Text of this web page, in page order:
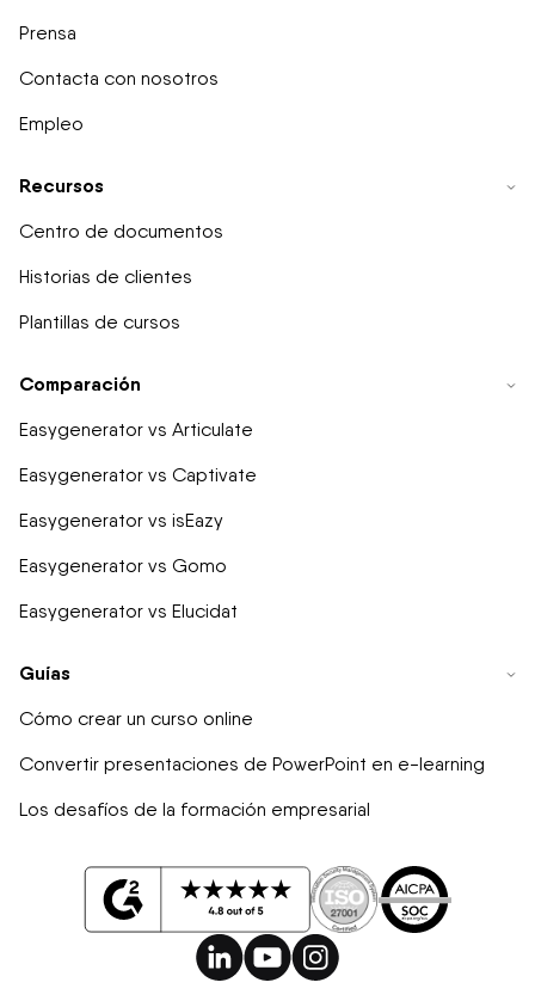
Prensa
Contacta con nosotros
Empleo
Recursos
Centro de documentos
Historias de clientes
Plantillas de cursos
Comparación
Easygenerator vs Articulate
Easygenerator vs Captivate
Easygenerator vs isEazy
Easygenerator vs Gomo
Easygenerator vs Elucidat
Guías
Cómo crear un curso online
Convertir presentaciones de PowerPoint en e-learning
Los desafíos de la formación empresarial